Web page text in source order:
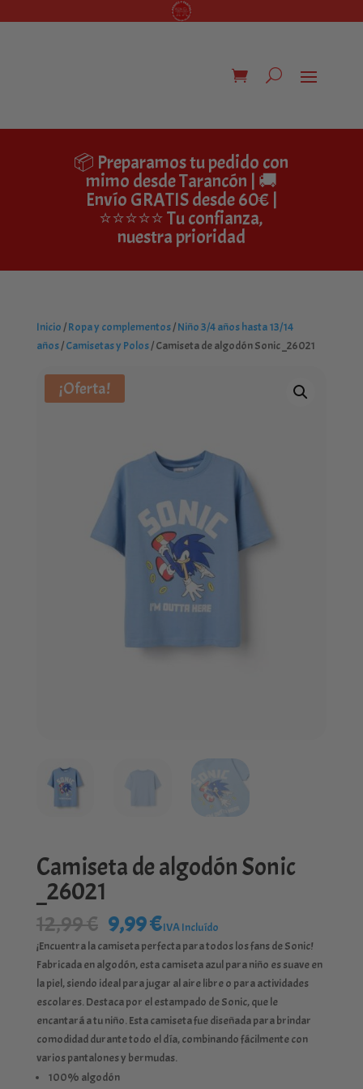
📦 Preparamos tu pedido con
mimo desde Tarancón | 🚚
Envío GRATIS desde 60€ |
⭐⭐⭐⭐⭐ Tu confianza,
nuestra prioridad
Inicio /Ropa y complementos/Niño 3/4 años hasta 13/14
años/Camisetas y Polos/ Camiseta de algodón Sonic _26021
¡Oferta!
Camiseta de algodón Sonic
_26021
12,99€ El
precio
original
era:
12,99 €.
9,99€El
precio
actual
es:
9,99 €.
IVA Incluído
¡Encuentra la camiseta perfecta para todos los fans de Sonic!
Fabricada en algodón, esta camiseta azul para niño es suave en
la piel, siendo ideal para jugar al aire libre o para actividades
escolares. Destaca por el estampado de Sonic, que le
encantará a tu niño. Esta camiseta fue diseñada para brindar
comodidad durante todo el día, combinando fácilmente con
varios pantalones y bermudas.
100% algodón